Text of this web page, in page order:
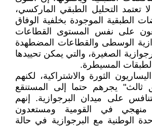
لا تعتمد التحليل الطبقي الماركسي،
الطبقية الموجودة بخلفية الوفاق
على نفس المستوى القطاعات
الوسطى والقطاعات المضطهدة
الصغيرة، والتي يمكن تحييدها
المسيطرة.
الثورة والاشتراكية، لكنهم
يجرهم حتما إلى المستنقع
على ميدان البرجوازية. إنهم
في القومية ومستعدون
الوطنية مع البرجوازية في حالة